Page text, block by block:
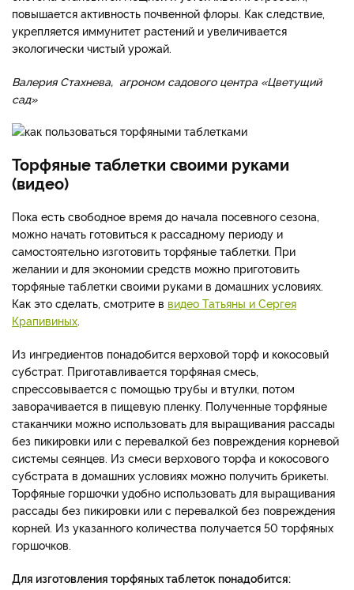
повышается активность почвенной флоры. Как следствие,
укрепляется иммунитет растений и увеличивается
экологически чистый урожай.
Валерия Стахнева, агроном садового центра «Цветущий
сад»
Торфяные таблетки своими руками
(видео)
Пока есть свободное время до начала посевного сезона,
можно начать готовиться к рассадному периоду и
самостоятельно изготовить торфяные таблетки. При
желании и для экономии средств можно приготовить
торфяные таблетки своими руками в домашних условиях.
Как это сделать, смотрите в видео Татьяны и Сергея
Крапивиных
Из ингредиентов понадобится верховой торф и кокосовый
субстрат. Приготавливается торфяная смесь,
спрессовывается с помощью трубы и втулки, потом
заворачивается в пищевую пленку. Полученные торфяные
стаканчики можно использовать для выращивания рассады
без пикировки или с перевалкой без повреждения корневой
системы сеянцев. Из смеси верхового торфа и кокосового
субстрата в домашних условиях можно получить брикеты.
Торфяные горшочки удобно использовать для выращивания
рассады без пикировки или с перевалкой без повреждения
корней. Из указанного количества получается 50 торфяных
горшочков.
Для изготовления торфяных таблеток понадобится: